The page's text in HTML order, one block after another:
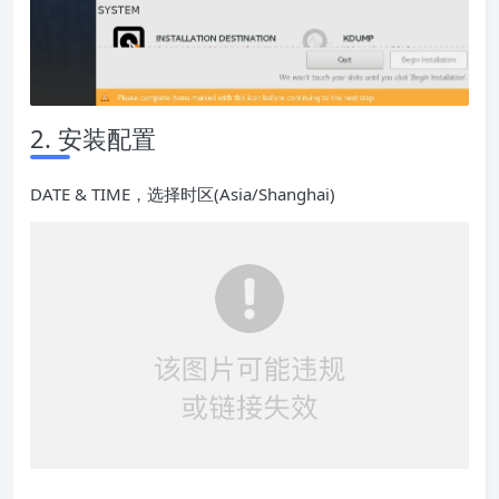
2. 安装配置
DATE & TIME，选择时区(Asia/Shanghai)